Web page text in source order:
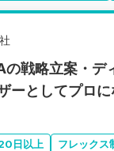
の戦略立案・
ーとしてプロ
日以上 フレックス